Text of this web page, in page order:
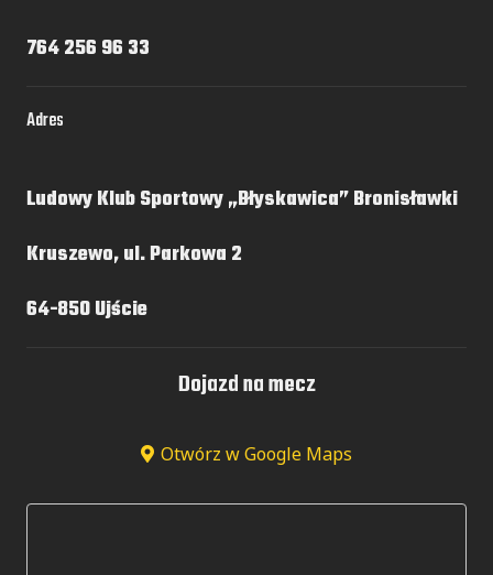
764 256 96 33
Adres
Ludowy Klub Sportowy „Błyskawica” Bronisławki
Kruszewo, ul. Parkowa 2
64-850 Ujście
Dojazd na mecz
Otwórz w Google Maps